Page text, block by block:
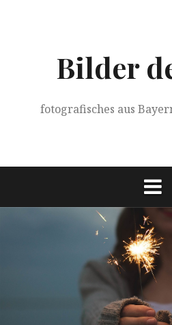
Bilder
fotografisches aus